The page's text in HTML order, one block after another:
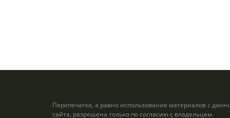
Перепечатка, а равно использование материалов с
сайта, разрешена только по согласию с владельцем.